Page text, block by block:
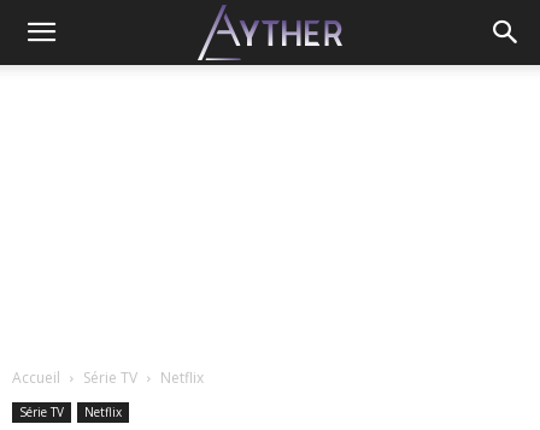
Accueil Série TV Netflix
Série TV Netflix